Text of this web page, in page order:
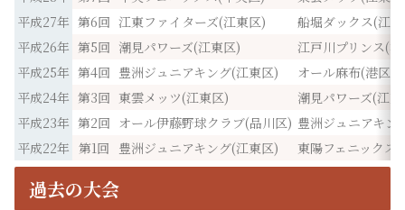
平成27年 第6回 江東ファイターズ(江東区)
船堀ダックス(江
平成26年 第5回 潮見パワーズ(江東区)
江戸川プリンス(
平成25年 第4回 豊洲ジュニアキング(江東区)
オール麻布(港区)
平成24年 第3回 東雲メッツ(江東区)
潮見パワーズ(江
平成23年 第2回 オール伊藤野球クラブ(品川区) 豊洲ジュニアキン
平成22年 第1回 豊洲ジュニアキング(江東区) 東陽フェニックス
過去の大会